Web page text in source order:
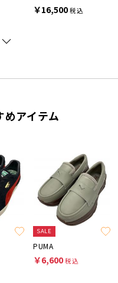
￥16,500税込
アイテム
SALE
PUMA
￥6,600税込